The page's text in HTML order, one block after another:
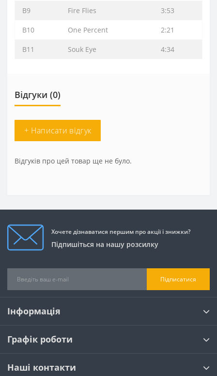
B9 Fire Flies 3:53
B10 One Percent 2:21
B11 Souk Eye 4:34
Відгуки (0)
+ Написати відгук
Відгуків про цей товар ще не було.
Хочете дізнаватися першим про акції і знижки?
Підпишіться на нашу розсилку
Підписатися
Інформація
Графік роботи
Наші контакти